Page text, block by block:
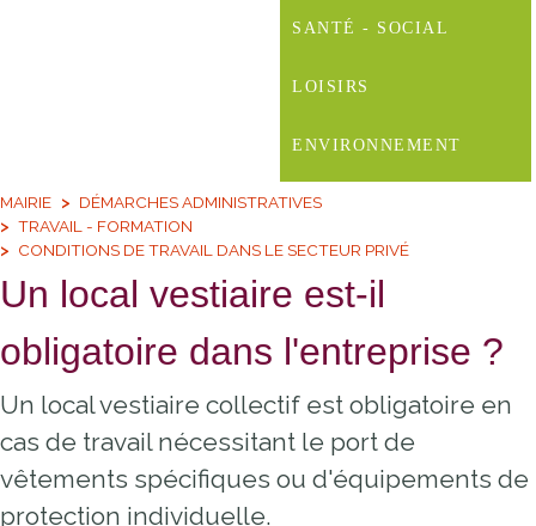
SANTÉ - SOCIAL
LOISIRS
ENVIRONNEMENT
MAIRIE
DÉMARCHES ADMINISTRATIVES
TRAVAIL - FORMATION
CONDITIONS DE TRAVAIL DANS LE SECTEUR PRIVÉ
Un local vestiaire est-il
obligatoire dans l'entreprise ?
Un local vestiaire collectif est obligatoire en
cas de travail nécessitant le port de
vêtements spécifiques ou d'équipements de
protection individuelle.